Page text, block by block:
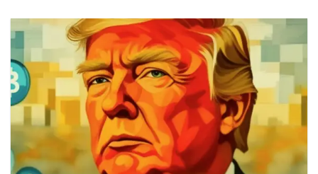
Government Efficiency) và chỉ trích dự luật “Big
Beautiful Bill” của Trump,...